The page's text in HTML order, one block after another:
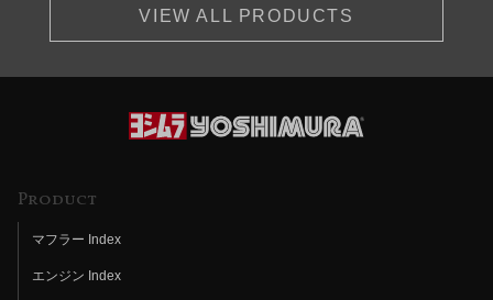
VIEW ALL PRODUCTS
Product
マフラー Index
エンジン Index